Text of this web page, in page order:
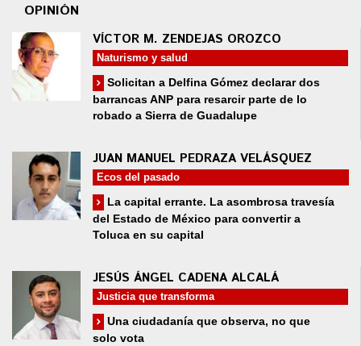
OPINIÓN
VÍCTOR M. ZENDEJAS OROZCO
Naturismo y salud
Solicitan a Delfina Gómez declarar dos
barrancas ANP para resarcir parte de lo
robado a Sierra de Guadalupe
JUAN MANUEL PEDRAZA VELÁSQUEZ
Ecos del pasado
La capital errante. La asombrosa travesía
del Estado de México para convertir a
Toluca en su capital
JESÚS ÁNGEL CADENA ALCALÁ
Justicia que transforma
Una ciudadanía que observa, no que
solo vota